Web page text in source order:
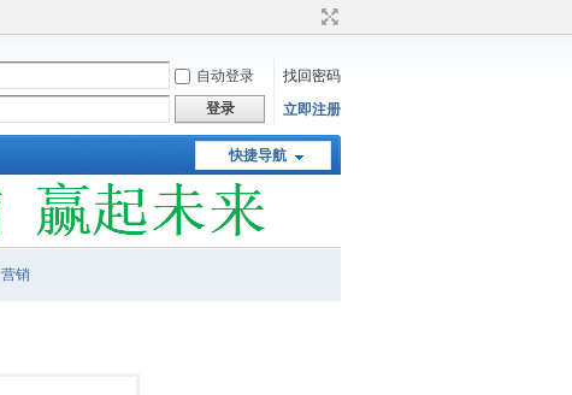
自动登录
找回密码
登录 立即注册
快捷导航
营销